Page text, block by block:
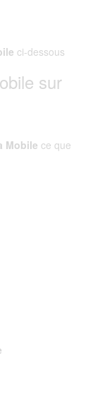
ci-dessous
sur
Mobile ce que